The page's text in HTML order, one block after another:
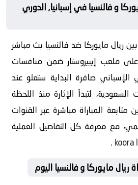
و فالنسيا في إسبانيا, الدوري
ريال مايوركا ضد فالنسيا بث مباشر
بتاريخ 2026-04-21 على ملعب إيبيروستار ضمن منافسات
الإسباني صافرة البداية ستعلو عند
بتوقيت السعودية، لتبدأ الإثارة منذ اللحظة
متابعة المباراة مباشرة عبر القنوات
مع معرفة كل التفاصيل العملية
koora
.
ريال مايوركا و فالنسيا اليوم